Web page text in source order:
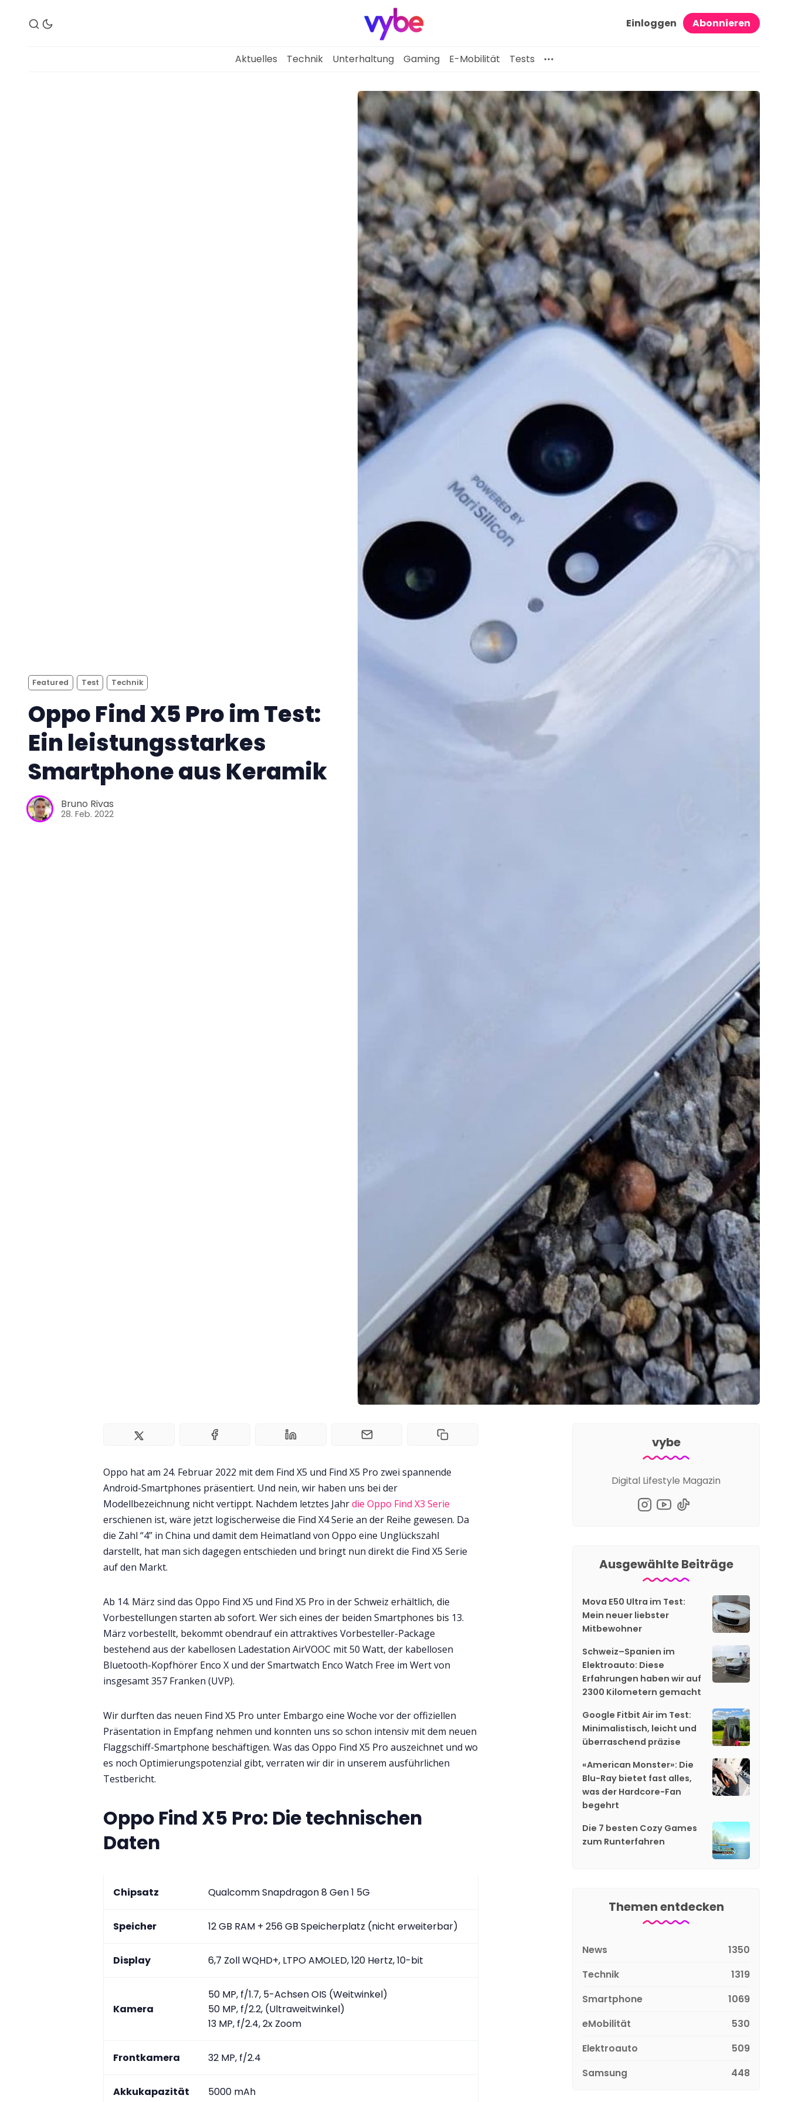
Aktuelles
Technik
Unterhaltung
Gaming
E-Mobilität
Tests
Über uns
Team
Zusammenarbeit
Kontakt
Einloggen Abonnieren
Aktuelles Technik Unterhaltung Gaming E-Mobilität Tests
Featured Test Technik
Oppo Find X5 Pro im Test:
Ein leistungsstarkes
Smartphone aus Keramik
Bruno Rivas
28. Feb. 2022
Oppo hat am 24. Februar 2022 mit dem Find X5 und Find X5 Pro zwei spannende
Android-Smartphones präsentiert. Und nein, wir haben uns bei der
Modellbezeichnung nicht vertippt. Nachdem letztes Jahrdie Oppo Find X3 Serie
erschienen ist, wäre jetzt logischerweise die Find X4 Serie an der Reihe gewesen. Da
die Zahl “4” in China und damit dem Heimatland von Oppo eine Unglückszahl
darstellt, hat man sich dagegen entschieden und bringt nun direkt die Find X5 Serie
auf den Markt.
Ab 14. März sind das Oppo Find X5 und Find X5 Pro in der Schweiz erhältlich, die
Vorbestellungen starten ab sofort. Wer sich eines der beiden Smartphones bis 13.
März vorbestellt, bekommt obendrauf ein attraktives Vorbesteller-Package
bestehend aus der kabellosen Ladestation AirVOOC mit 50 Watt, der kabellosen
Bluetooth-Kopfhörer Enco X und der Smartwatch Enco Watch Free im Wert von
insgesamt 357 Franken (UVP).
Wir durften das neuen Find X5 Pro unter Embargo eine Woche vor der offiziellen
Präsentation in Empfang nehmen und konnten uns so schon intensiv mit dem neuen
Flaggschiff-Smartphone beschäftigen. Was das Oppo Find X5 Pro auszeichnet und wo
es noch Optimierungspotenzial gibt, verraten wir dir in unserem ausführlichen
Testbericht.
Oppo Find X5 Pro: Die technischen
Daten
Chipsatz Qualcomm Snapdragon 8 Gen 1 5G
Speicher 12 GB RAM + 256 GB Speicherplatz (nicht erweiterbar)
Display 6,7 Zoll WQHD+, LTPO AMOLED, 120 Hertz, 10-bit
Kamera
50 MP, f/1.7, 5-Achsen OIS (Weitwinkel)
50 MP, f/2.2, (Ultraweitwinkel)
13 MP, f/2.4, 2x Zoom
Frontkamera 32 MP, f/2.4
Akkukapazität 5000 mAh
vybe
Digital Lifestyle Magazin
Ausgewählte Beiträge
Mova E50 Ultra im Test:
Mein neuer liebster
Mitbewohner
Schweiz–Spanien im
Elektroauto: Diese
Erfahrungen haben wir auf
2300 Kilometern gemacht
Google Fitbit Air im Test:
Minimalistisch, leicht und
überraschend präzise
«American Monster»: Die
Blu-Ray bietet fast alles,
was der Hardcore-Fan
begehrt
Die 7 besten Cozy Games
zum Runterfahren
Themen entdecken
News
1350
Technik
1319
Smartphone
1069
eMobilität
530
Elektroauto
509
Samsung
448